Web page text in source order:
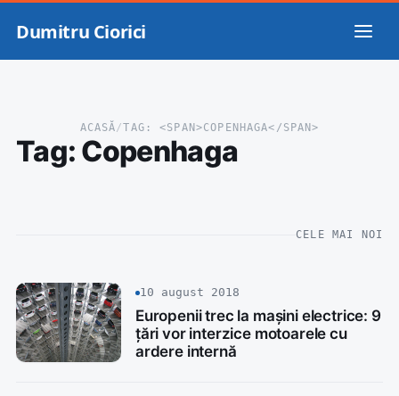
Dumitru Ciorici
ACASĂ/TAG: <SPAN>COPENHAGA</SPAN>
Tag: Copenhaga
CELE MAI NOI
10 august 2018
Europenii trec la mașini electrice: 9
țări vor interzice motoarele cu
ardere internă